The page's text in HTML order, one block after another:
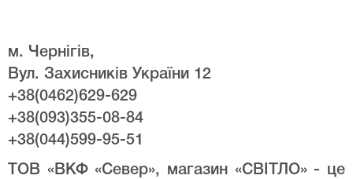
м. Чернігів,
Вул. Захисників України 12
+38(0462)629-629
+38(093)355-08-84
+38(044)599-95-51
ТОВ «ВКФ «Север», магазин «СВІТЛО» - це